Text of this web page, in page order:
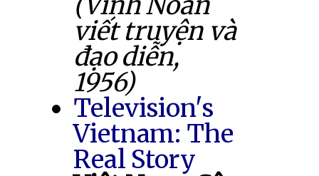
viết truyện và
đạo diễn,
1956)
Television's
Vietnam: The
Real Story